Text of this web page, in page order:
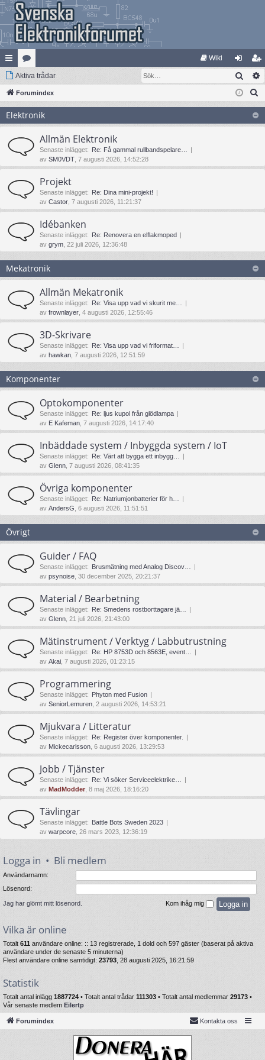
na
bb
lä
nk
ar
at
eg
ori
er
Wiki
og
ga
li
m
ed
le
Aktiva trådar Sök
Forumindex
Elektronik
Allmän Elektronik
Senaste inlägget: Re: Få gammal rullbandspelare…
av SM0VDT , 7 augusti 2026, 14:52:28
Projekt
Senaste inlägget: Re: Dina mini-projekt!
av Castor , 7 augusti 2026, 11:21:37
Idébanken
Senaste inlägget: Re: Renovera en elflakmoped
av grym , 22 juli 2026, 12:36:48
Mekatronik
Allmän Mekatronik
Senaste inlägget: Re: Visa upp vad vi skurit me…
av frownlayer , 4 augusti 2026, 12:55:46
3D-Skrivare
Senaste inlägget: Re: Visa upp vad vi friformat…
av hawkan , 7 augusti 2026, 12:51:59
Komponenter
Optokomponenter
Senaste inlägget: Re: ljus kupol från glödlampa
av E Kafeman , 7 augusti 2026, 14:17:40
Inbäddade system / Inbyggda system / IoT
Senaste inlägget: Re: Värt att bygga ett inbygg…
av Glenn , 7 augusti 2026, 08:41:35
Övriga komponenter
Senaste inlägget: Re: Natriumjonbatterier för h…
av AndersG , 6 augusti 2026, 11:51:51
Övrigt
Guider / FAQ
Senaste inlägget: Brusmätning med Analog Discov…
av psynoise , 30 december 2025, 20:21:37
Material / Bearbetning
Senaste inlägget: Re: Smedens rostborttagare jä…
av Glenn , 21 juli 2026, 21:43:00
Mätinstrument / Verktyg / Labbutrustning
Senaste inlägget: Re: HP 8753D och 8563E, event…
av Akai , 7 augusti 2026, 01:23:15
Programmering
Senaste inlägget: Phyton med Fusion
av SeniorLemuren , 2 augusti 2026, 14:53:21
Mjukvara / Litteratur
Senaste inlägget: Re: Register över komponenter.
av Mickecarlsson , 6 augusti 2026, 13:29:53
Jobb / Tjänster
Senaste inlägget: Re: Vi söker Serviceelektrike…
av MadModder , 8 maj 2026, 18:16:20
Tävlingar
Senaste inlägget: Battle Bots Sweden 2023
av warpcore , 26 mars 2023, 12:36:19
Logga in • Bli medlem
Användarnamn:
Lösenord:
Jag har glömt mitt lösenord. Kom ihåg mig
Vilka är online
Totalt 611 användare online: :: 13 registrerade, 1 dold och 597 gäster (baserat på aktiva
användare under de senaste 5 minuterna)
Flest användare online samtidigt: 23793 , 28 augusti 2025, 16:21:59
Statistik
Totalt antal inlägg 1887724 • Totalt antal trådar 111303 • Totalt antal medlemmar 29173 •
Vår senaste medlem Eilertp
Forumindex Kontakta oss